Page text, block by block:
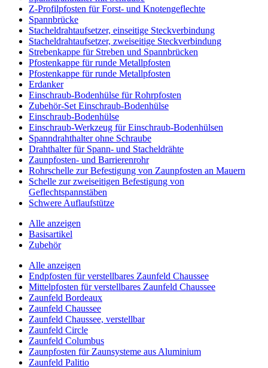
Z-Profilpfosten für Forst- und Knotengeflechte
Spannbrücke
Stacheldrahtaufsetzer, einseitige Steckverbindung
Stacheldrahtaufsetzer, zweiseitige Steckverbindung
Strebenkappe für Streben und Spannbrücken
Pfostenkappe für runde Metallpfosten
Pfostenkappe für runde Metallpfosten
Erdanker
Einschraub-Bodenhülse für Rohrpfosten
Zubehör-Set Einschraub-Bodenhülse
Einschraub-Bodenhülse
Einschraub-Werkzeug für Einschraub-Bodenhülsen
Spanndrahthalter ohne Schraube
Drahthalter für Spann- und Stacheldrähte
Zaunpfosten- und Barrierenrohr
Rohrschelle zur Befestigung von Zaunpfosten an Mauern
Schelle zur zweiseitigen Befestigung von
Geflechtspannstäben
Schwere Auflaufstütze
Alle anzeigen
Basisartikel
Zubehör
Alle anzeigen
Endpfosten für verstellbares Zaunfeld Chaussee
Mittelpfosten für verstellbares Zaunfeld Chaussee
Zaunfeld Bordeaux
Zaunfeld Chaussee
Zaunfeld Chaussee, verstellbar
Zaunfeld Circle
Zaunfeld Columbus
Zaunpfosten für Zaunsysteme aus Aluminium
Zaunfeld Palitio